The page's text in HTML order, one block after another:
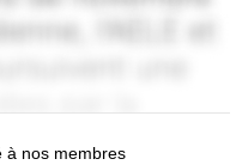
à nos membres